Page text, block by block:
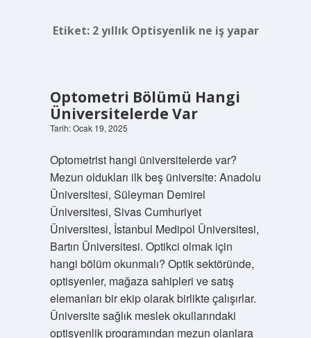
Etiket: 2 yıllık Optisyenlik ne iş yapar
Optometri Bölümü Hangi
Üniversitelerde Var
Tarih: Ocak 19, 2025
Optometrist hangi üniversitelerde var?
Mezun oldukları ilk beş üniversite: Anadolu
Üniversitesi, Süleyman Demirel
Üniversitesi, Sivas Cumhuriyet
Üniversitesi, İstanbul Medipol Üniversitesi,
Bartın Üniversitesi. Optikci olmak için
hangi bölüm okunmalı? Optik sektöründe,
optisyenler, mağaza sahipleri ve satış
elemanları bir ekip olarak birlikte çalışırlar.
Üniversite sağlık meslek okullarındaki
optisyenlik programından mezun olanlara